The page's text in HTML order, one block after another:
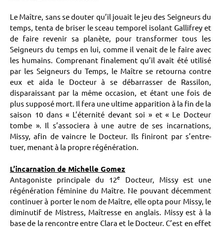
Le Maître, sans se douter qu’il jouait le jeu des Seigneurs du
temps, tenta de briser le sceau temporel isolant Gallifrey et
de faire revenir sa planète, pour transformer tous les
Seigneurs du temps en lui, comme il venait de le faire avec
les humains. Comprenant finalement qu’il avait été utilisé
par les Seigneurs du Temps, le Maître se retourna contre
eux et aida le Docteur à se débarrasser de Rassilon,
disparaissant par la même occasion, et étant une fois de
plus supposé mort. Il fera une ultime apparition à la fin de la
saison 10 dans « L’éternité devant soi » et « Le Docteur
tombe ». Il s’associera à une autre de ses incarnations,
Missy, afin de vaincre le Docteur. Ils finiront par s’entre-
tuer, menant à la propre régénération.
L’incarnation de Michelle Gomez
Antagoniste principale du 12e
Docteur, Missy est une
régénération féminine du Maître. Ne pouvant décemment
continuer à porter le nom de Maître, elle opta pour Missy, le
diminutif de Mistress, Maîtresse en anglais. Missy est à la
base de la rencontre entre Clara et le Docteur. C’est en effet